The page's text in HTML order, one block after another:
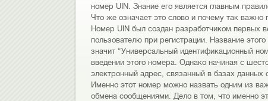
номер UIN. Знание его является главным
Что же означает это слово и почему так важно
Номер UIN был создан разработчиком первых
пользователю при регистрации. Название
значит “Универсальный идентификационный
введении этого номера. Однако начиная с
электронный адрес, связанный в базах
Именно этот номер можно назвать одним из
обмена сообщениями. Дело в том, что именно